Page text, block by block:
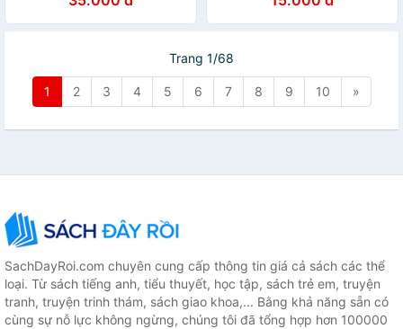
Trang 1/68
1 2 3 4 5 6 7 8 9 10 »
SachDayRoi.com chuyên cung cấp thông tin giá cả sách các thể
loại. Từ sách tiếng anh, tiểu thuyết, học tập, sách trẻ em, truyện
tranh, truyện trinh thám, sách giao khoa,... Bằng khả năng sẵn có
cùng sự nỗ lực không ngừng, chúng tôi đã tổng hợp hơn 100000